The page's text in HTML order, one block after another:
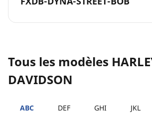
Tous les modèles
DAVIDSON
ABC DEF GHI JKL